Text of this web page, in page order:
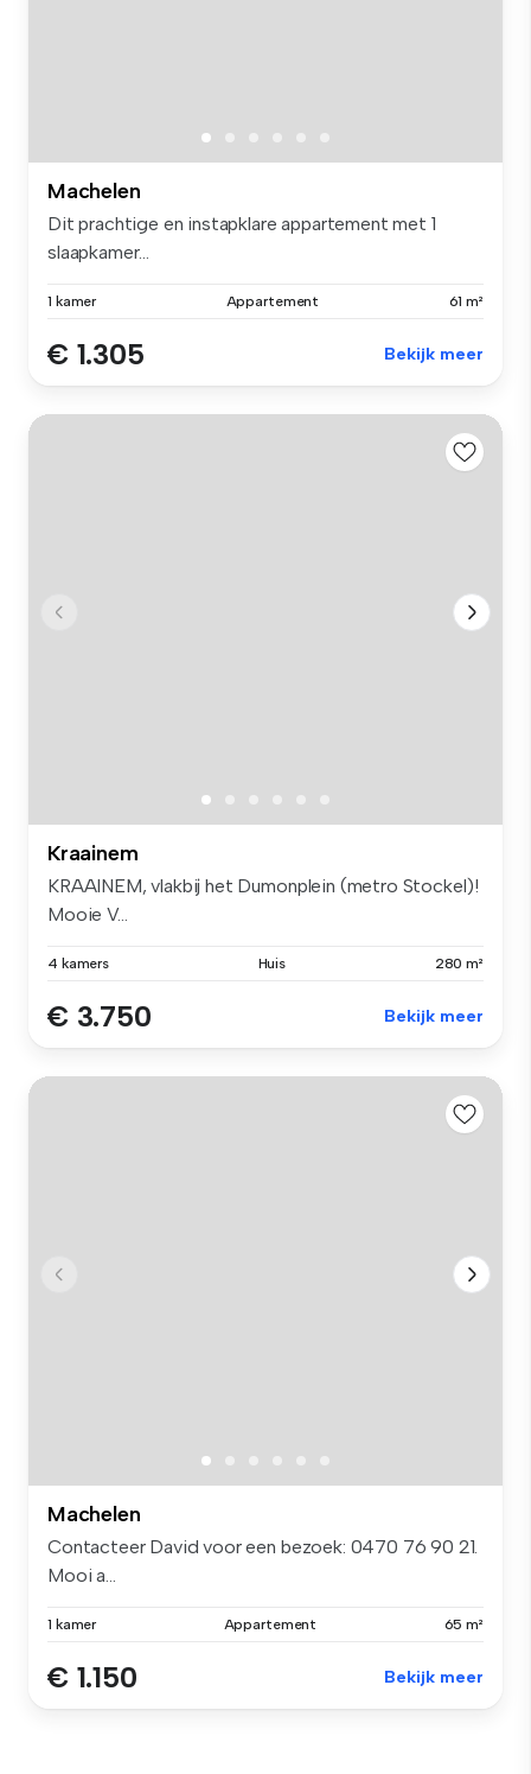
Machelen
Dit prachtige en instapklare appartement met 1
slaapkamer...
1 kamer Appartement 61 m²
€ 1.305 Bekijk meer
Kraainem
KRAAINEM, vlakbij het Dumonplein (metro Stockel)!
Mooie V...
4 kamers Huis 280 m²
€ 3.750 Bekijk meer
Machelen
Contacteer David voor een bezoek: 0470 76 90 21.
Mooi a...
1 kamer Appartement 65 m²
€ 1.150 Bekijk meer